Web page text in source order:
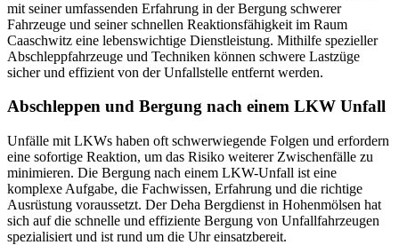
mit seiner umfassenden Erfahrung in der Bergung schwerer
Fahrzeuge und seiner schnellen Reaktionsfähigkeit im Raum
Caaschwitz eine lebenswichtige Dienstleistung. Mithilfe spezieller
Abschleppfahrzeuge und Techniken können schwere Lastzüge
sicher und effizient von der Unfallstelle entfernt werden.
Abschleppen und Bergung nach einem LKW Unfall
Unfälle mit LKWs haben oft schwerwiegende Folgen und erfordern
eine sofortige Reaktion, um das Risiko weiterer Zwischenfälle zu
minimieren. Die Bergung nach einem LKW-Unfall ist eine
komplexe Aufgabe, die Fachwissen, Erfahrung und die richtige
Ausrüstung voraussetzt. Der Deha Bergdienst in Hohenmölsen hat
sich auf die schnelle und effiziente Bergung von Unfallfahrzeugen
spezialisiert und ist rund um die Uhr einsatzbereit.